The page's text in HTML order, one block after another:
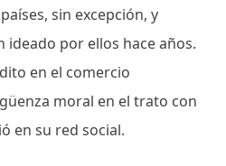
sin excepción, y
ideado por ellos hace años.
en el comercio
moral en el trato con
en su red social.